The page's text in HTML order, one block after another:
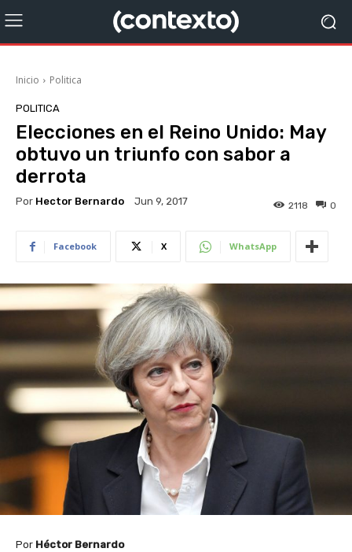
Inicio Politica
POLITICA
Elecciones en el Reino Unido: May
obtuvo un triunfo con sabor a
derrota
Por Hector Bernardo Jun 9, 2017 0
2118
Facebook X WhatsApp
Por Héctor Bernardo